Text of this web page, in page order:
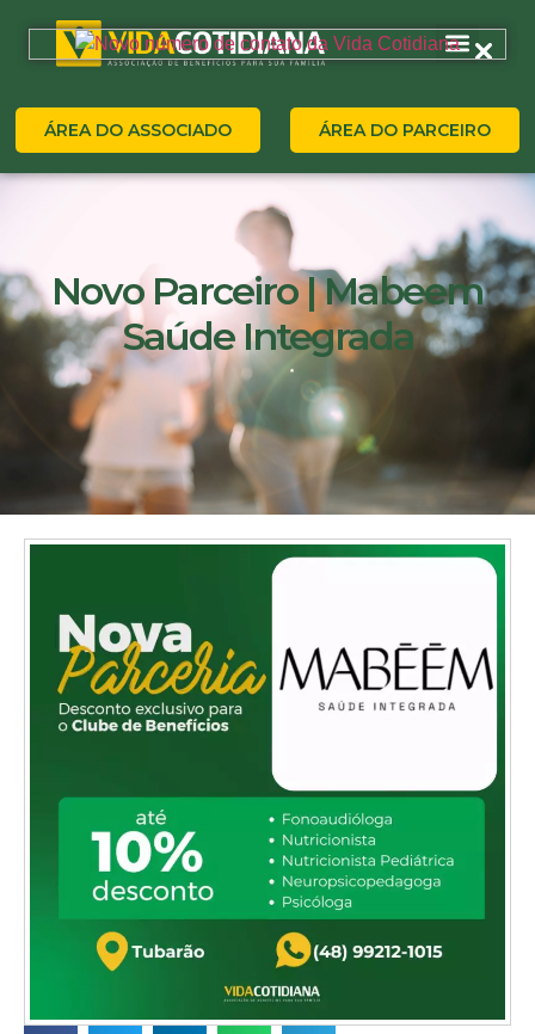
ÁREA DO ASSOCIADO ÁREA DO PARCEIRO
Novo Parceiro | Mabeem
Saúde Integrada